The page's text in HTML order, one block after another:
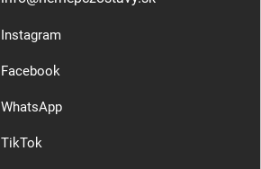
Instagram
Facebook
WhatsApp
TikTok